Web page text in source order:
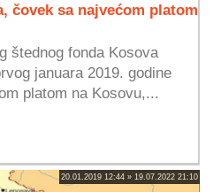
čovek sa najvećom platom
štednog fonda Kosova
januara 2019. godine
platom na Kosovu,...
20.01.2019 12:44 » 19.07.2022 21:10